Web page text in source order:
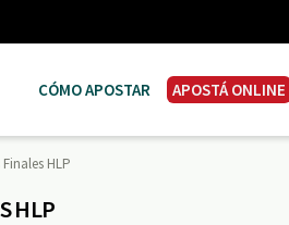
CÓMO APOSTAR APOSTÁ ONLINE
HLP
HLP